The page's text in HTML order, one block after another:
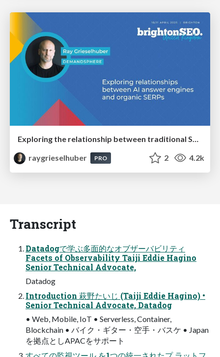
raygrieselhuber
PRO 2 4.2k
Transcript
Datadogで学ぶ多面的なオブザーバビリティ
Facets of Observability Taiji Eddie Hagino
Senior Technical Advocate,
Datadog
Introduction 萩野たいじ (Taiji Eddie Hagino) •
Senior Technical Advocate, Datadog
• Web, Mobile, IoT • Serverless, Container,
Blockchain • バイク・ギター・空手・バスケ • Japan
を拠点としAPACをサポート